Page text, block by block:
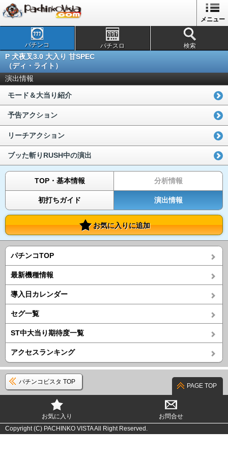
メニュー
パチンコ パチスロ 検索
P 犬夜叉3.0 大入り 甘SPEC
（ディ・ライト）
演出情報
モード＆大当り紹介
予告アクション
リーチアクション
ブッた斬りRUSH中の演出
TOP・基本情報 分析情報
初打ちガイド 演出情報
お気に入りに追加
パチンコTOP
最新機種情報
導入日カレンダー
セグ一覧
ST中大当り期待度一覧
アクセスランキング
パチンコビスタ TOP
PAGE TOP
お気に入り
お問合せ
Copyright (C) PACHINKO VISTA All Right Reserved.